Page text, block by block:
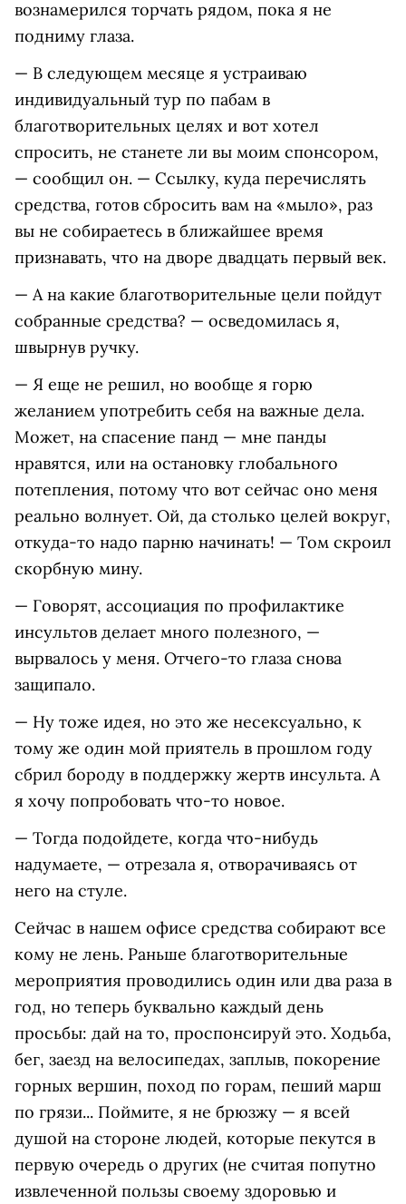
вознамерился торчать рядом, пока я не
подниму глаза.
— В следующем месяце я устраиваю
индивидуальный тур по пабам в
благотворительных целях и вот хотел
спросить, не станете ли вы моим спонсором,
— сообщил он. — Ссылку, куда перечислять
средства, готов сбросить вам на «мыло», раз
вы не собираетесь в ближайшее время
признавать, что на дворе двадцать первый век.
— А на какие благотворительные цели пойдут
собранные средства? — осведомилась я,
швырнув ручку.
— Я еще не решил, но вообще я горю
желанием употребить себя на важные дела.
Может, на спасение панд — мне панды
нравятся, или на остановку глобального
потепления, потому что вот сейчас оно меня
реально волнует. Ой, да столько целей вокруг,
откуда-то надо парню начинать! — Том скроил
скорбную мину.
— Говорят, ассоциация по профилактике
инсультов делает много полезного, —
вырвалось у меня. Отчего-то глаза снова
защипало.
— Ну тоже идея, но это же несексуально, к
тому же один мой приятель в прошлом году
сбрил бороду в поддержку жертв инсульта. А
я хочу попробовать что-то новое.
— Тогда подойдете, когда что-нибудь
надумаете, — отрезала я, отворачиваясь от
него на стуле.
Сейчас в нашем офисе средства собирают все
кому не лень. Раньше благотворительные
мероприятия проводились один или два раза в
год, но теперь буквально каждый день
просьбы: дай на то, проспонсируй это. Ходьба,
бег, заезд на велосипедах, заплыв, покорение
горных вершин, поход по горам, пеший марш
по грязи... Поймите, я не брюзжу — я всей
душой на стороне людей, которые пекутся в
первую очередь о других (не считая попутно
извлеченной пользы своему здоровью и